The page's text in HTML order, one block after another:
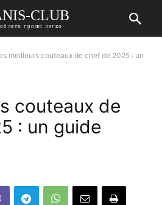
CLUB
гроші легко
meilleurs couteaux de chef de 2025 : un
couteaux de
: un guide